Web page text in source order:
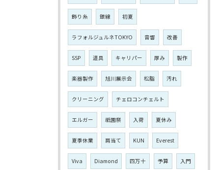
飾り糸 銀線 初夏
ラフォルジュルネTOKYO 音響 改善
SSP 道具 キャリパー 厚み 製作
楽器製作 旭川展示会 松脂 汚れ
クリーニング チェロコンチェルト
エルガー 祇園祭 入荷 夏休み
夏季休業 肩当て KUN Everest
Viva Diamond 四万十 予算 入門